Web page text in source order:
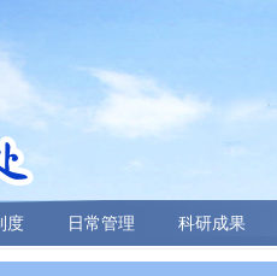
度 日常管理 科研成果